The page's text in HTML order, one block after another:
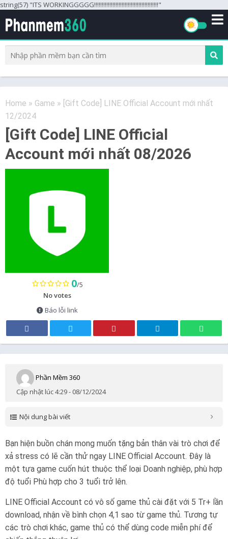
string(57) "ITS WORKINGGGGG!!!!!!!!!!!!!!!!!!!!!!!!!!!!!!!!!!!!!!!!!!"
Home » Game » [Gift Code] LINE Official Account mới nhất
12/2024
[Gift Code] LINE Official
Account mới nhất 08/2026
0/5
No votes
Báo lỗi link
Phần Mềm 360
Cập nhật lúc 4:29 - 08/12/2024
Nội dung bài viết
Bạn hiện buồn chán mong muốn tặng bản thân vài trò chơi để
xả stress có lẽ cần thử ngay LINE Official Account. Đây là
một tựa game cuốn hút thuộc thể loại Doanh nghiệp, phù hợp
độ tuổi Phù hợp cho 3 tuổi trở lên.
LINE Official Account có vô số game thủ cài đặt với 5 Tr+ lần
download, nhận về bình chọn 4,1 sao từ game thủ. Tương tự
các trò chơi khác, game thủ có thể dùng code miễn phí để